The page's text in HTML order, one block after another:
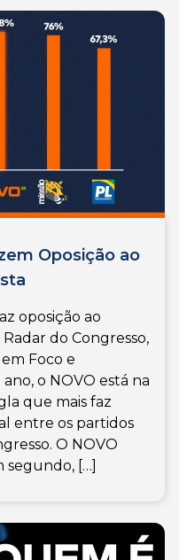
Oposição ao
oposição ao
do Congresso,
Foco e
o NOVO está na
que mais faz
entre os partidos
O NOVO
segundo, […]